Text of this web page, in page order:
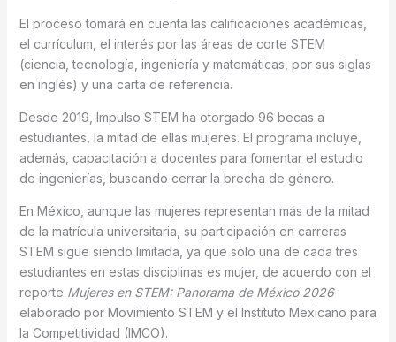
El proceso tomará en cuenta las calificaciones académicas,
el currículum, el interés por las áreas de corte STEM
(ciencia, tecnología, ingeniería y matemáticas, por sus siglas
en inglés) y una carta de referencia.
Desde 2019, Impulso STEM ha otorgado 96 becas a
estudiantes, la mitad de ellas mujeres. El programa incluye,
además, capacitación a docentes para fomentar el estudio
de ingenierías, buscando cerrar la brecha de género.
En México, aunque las mujeres representan más de la mitad
de la matrícula universitaria, su participación en carreras
STEM sigue siendo limitada, ya que solo una de cada tres
estudiantes en estas disciplinas es mujer, de acuerdo con el
reporte Mujeres en STEM: Panorama de México 2026
elaborado por Movimiento STEM y el Instituto Mexicano para
la Competitividad (IMCO).